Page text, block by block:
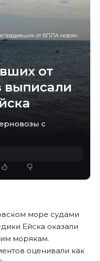
от БПЛА моряков выписали из больницы Ейска
от
с
море судами
Ейска оказали
морякам.
оценивали как